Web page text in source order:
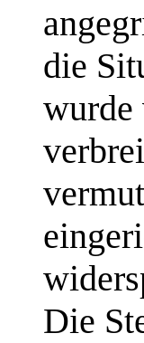
die
wurde
Die